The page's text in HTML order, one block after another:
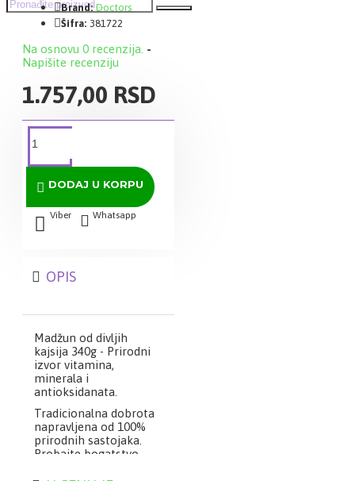
Brand: Doctors
Šifra: 381722
Na osnovu 0 recenzija. -
Napišite recenziju
1.757,00 RSD
DODAJ U KORPU
Viber Whatsapp
OPIS
Madžun od divljih
kajsija 340g - Prirodni
izvor vitamina,
minerala i
antioksidanata.
Tradicionalna dobrota
napravljena od 100%
prirodnih sastojaka.
Probajte bogatstvo